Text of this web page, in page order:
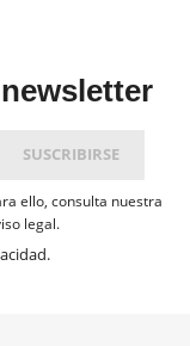
ello, consulta nuestra
legal.
.